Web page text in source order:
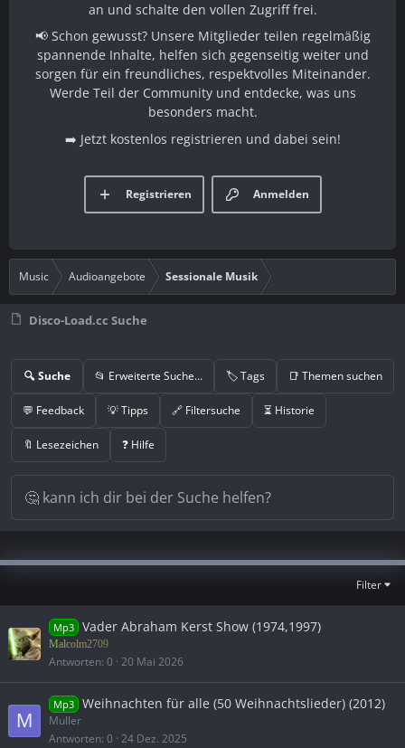
an und schalte den vollen Zugriff frei.
📢 Schon gewusst? Unsere Mitglieder teilen regelmäßig
spannende Inhalte, helfen sich gegenseitig weiter und
sorgen für ein freundliches, respektvolles Miteinander.
Werde Teil der Community und entdecke, was uns
besonders macht.
➡️ Jetzt kostenlos registrieren und dabei sein!
Anmelden
Registrieren
Music Audioangebote Sessionale Musik
Disco-Load.cc Suche
🔍 Suche 📂 Erweiterte Suche… 🏷️ Tags 📑 Themen suchen
💬 Feedback 💡 Tipps 🔗 Filtersuche ⏳ Historie
🔖 Lesezeichen ❓ Hilfe
Filter
Mp3 Vader Abraham Kerst Show (1974,1997)
Malcolm2709
Antworten 0 20 Mai 2026
M
Mp3 Weihnachten für alle (50 Weihnachtslieder) (2012)
Muller
Antworten 0 24 Dez. 2025